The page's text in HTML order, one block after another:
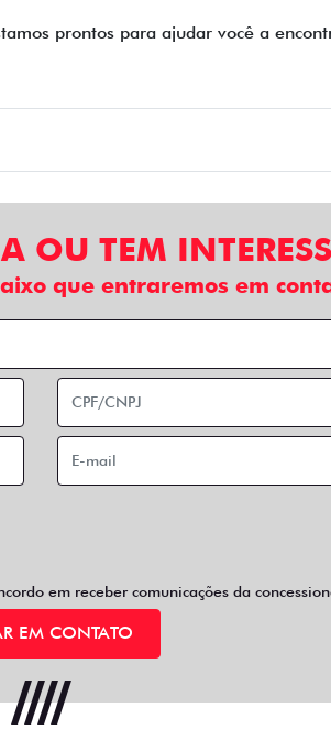
prontos para ajudar você a
OU TEM
que entraremos em
em receber comunicações da
EM CONTATO